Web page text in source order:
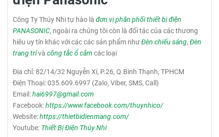
Công Ty Thúy Nhi tự hào là đơn vị phân phối thiết bị điện
PANASONIC, ngoài ra chúng tôi còn là đối tác của các thương
hiêu uy tín khác với các các sản phẩm nhưĐèn chiếu sáng, Đèn
trang trívà công tắc ổ cắm các loại
Địa chỉ: 82/14/32 Nguyễn Xí, P.26, Q.Bình Thạnh, TPHCM
Điện Thoại: 035.609.6997 (Zalo, Viber, SMS, Call)
Email:hai6997@gmail.com
Facebook:https://www.facebook.com/thuynhico/
Website:https://thietbidienmang.com/
Youtube: Thiết Bị Điện Thúy Nhi